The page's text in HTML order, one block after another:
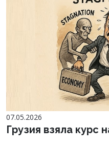
07.05.2026
Грузия взяла курс